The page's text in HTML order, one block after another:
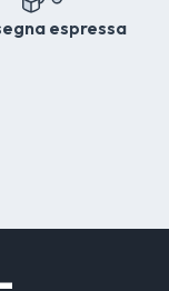
espressa